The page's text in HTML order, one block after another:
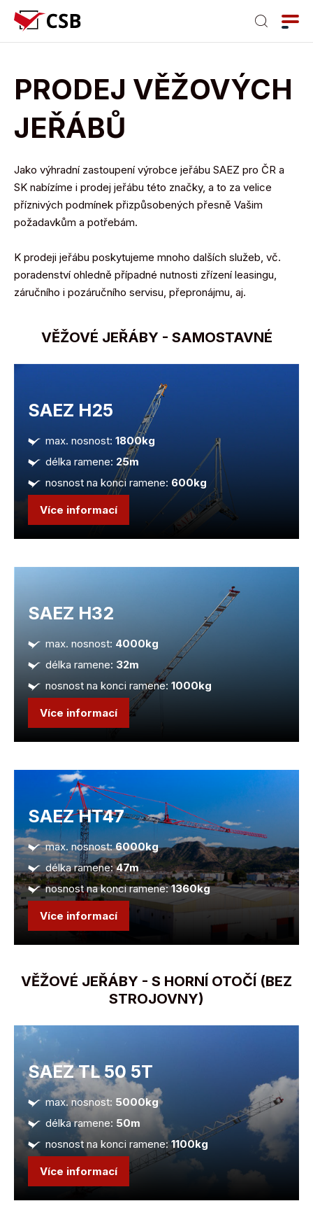
PRODEJ VĚŽOVÝCH
JEŘÁBŮ
Jako výhradní zastoupení výrobce jeřábu SAEZ pro ČR a
SK nabízíme i prodej jeřábu této značky, a to za velice
příznivých podmínek přizpůsobených přesně Vašim
požadavkům a potřebám.
K prodeji jeřábu poskytujeme mnoho dalších služeb, vč.
poradenství ohledně případné nutnosti zřízení leasingu,
záručního i pozáručního servisu, přepronájmu, aj.
VĚŽOVÉ JEŘÁBY - SAMOSTAVNÉ
SAEZ H25
max. nosnost: 1800kg
délka ramene: 25m
nosnost na konci ramene: 600kg
Více informací
SAEZ H32
max. nosnost: 4000kg
délka ramene: 32m
nosnost na konci ramene: 1000kg
Více informací
SAEZ HT47
max. nosnost:6000kg
délka ramene:47m
nosnost na konci ramene:1360kg
Více informací
VĚŽOVÉ JEŘÁBY - S HORNÍ OTOČÍ (BEZ
STROJOVNY)
SAEZ TL 50 5T
max. nosnost: 5000kg
délka ramene: 50m
nosnost na konci ramene:1100kg
Více informací